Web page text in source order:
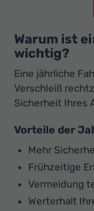
Warum ist
wichtig?
Eine jährliche
Verschleiß
Sicherheit Ihres
Vorteile der
Mehr
Frühzeitige
Vermeidung
Werterhalt